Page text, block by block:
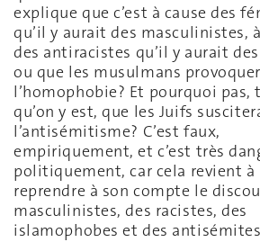
explique que c’est à cause des
qu’il y aurait des masculinistes,
des antiracistes qu’il y aurait
ou que les musulmans
l’homophobie? Et pourquoi pas,
qu’on y est, que les Juifs
l’antisémitisme? C’est faux,
empiriquement, et c’est très
politiquement, car cela revient à
reprendre à son compte le
masculinistes, des racistes, des
islamophobes et des